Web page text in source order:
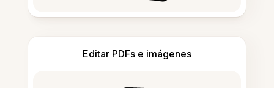
Editar PDFs e imágenes